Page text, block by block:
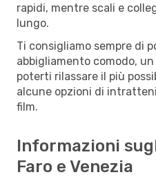
rapidi, mentre scali e
lungo.
Ti consigliamo sempre di
abbigliamento comodo,
poterti rilassare il più
alcune opzioni di
film.
Informazioni
Faro e Venezia